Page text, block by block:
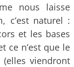
nous laisse
c’est naturel :
et les bases
ce n’est que le
viendront